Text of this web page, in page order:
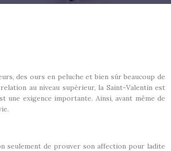
des ours en peluche et bien sûr beaucoup de
au niveau supérieur, la Saint-Valentin est
exigence importante. Ainsi, avant même de
seulement de prouver son affection pour ladite